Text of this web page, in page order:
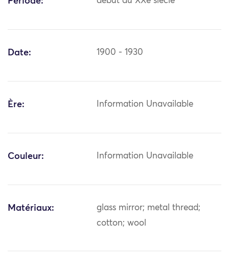
Date: 1900 - 1930
Ère: Information Unavailable
Couleur: Information Unavailable
Matériaux:
glass mirror; metal thread;
cotton; wool